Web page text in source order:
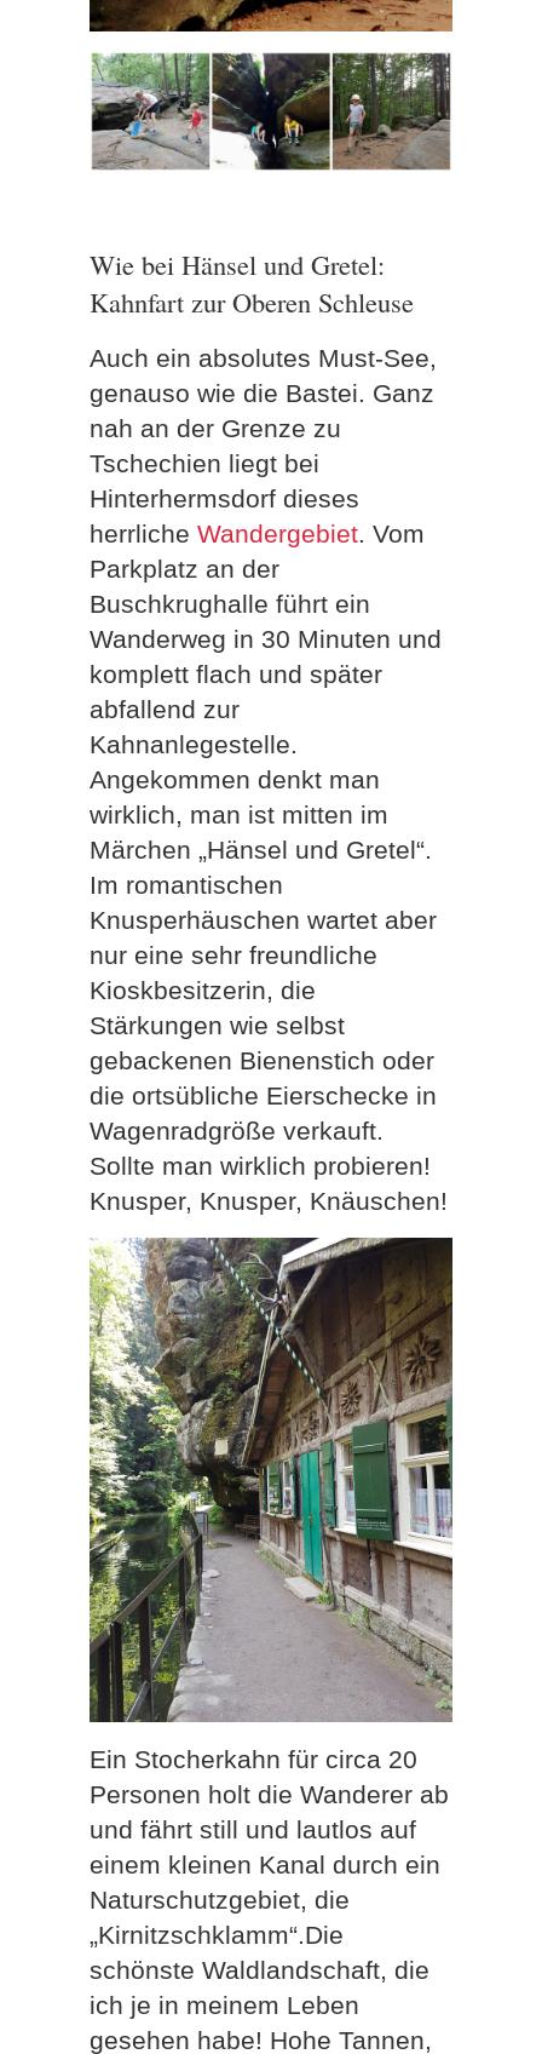
Wie bei Hänsel und Gretel:
Kahnfart zur Oberen Schleuse
Auch ein absolutes Must-See,
genauso wie die Bastei. Ganz
nah an der Grenze zu
Tschechien liegt bei
Hinterhermsdorf dieses
herrliche Wandergebiet. Vom
Parkplatz an der
Buschkrughalle führt ein
Wanderweg in 30 Minuten und
komplett flach und später
abfallend zur
Kahnanlegestelle.
Angekommen denkt man
wirklich, man ist mitten im
Märchen „Hänsel und Gretel“.
Im romantischen
Knusperhäuschen wartet aber
nur eine sehr freundliche
Kioskbesitzerin, die
Stärkungen wie selbst
gebackenen Bienenstich oder
die ortsübliche Eierschecke in
Wagenradgröße verkauft.
Sollte man wirklich probieren!
Knusper, Knusper, Knäuschen!
Ein Stocherkahn für circa 20
Personen holt die Wanderer ab
und fährt still und lautlos auf
einem kleinen Kanal durch ein
Naturschutzgebiet, die
„Kirnitzschklamm“.Die
schönste Waldlandschaft, die
ich je in meinem Leben
gesehen habe! Hohe Tannen,